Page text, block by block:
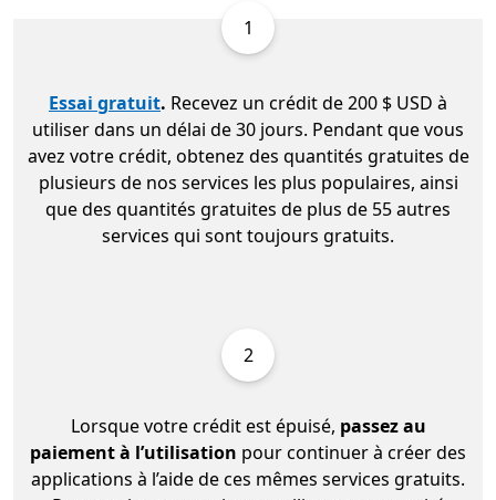
1
Essai gratuit. Recevez un crédit de 200 $ USD à
utiliser dans un délai de 30 jours. Pendant que vous
avez votre crédit, obtenez des quantités gratuites de
plusieurs de nos services les plus populaires, ainsi
que des quantités gratuites de plus de 55 autres
services qui sont toujours gratuits.
2
Lorsque votre crédit est épuisé, passez au
paiement à l’utilisation pour continuer à créer des
applications à l’aide de ces mêmes services gratuits.